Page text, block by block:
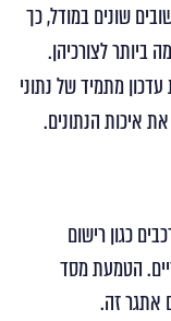
שונים במודל, כך
ביותר לצורכיהן.
מתמיד של נתוני
איכות הנתונים.
כגון רישום
הטמעת מסד
אתגר זה.